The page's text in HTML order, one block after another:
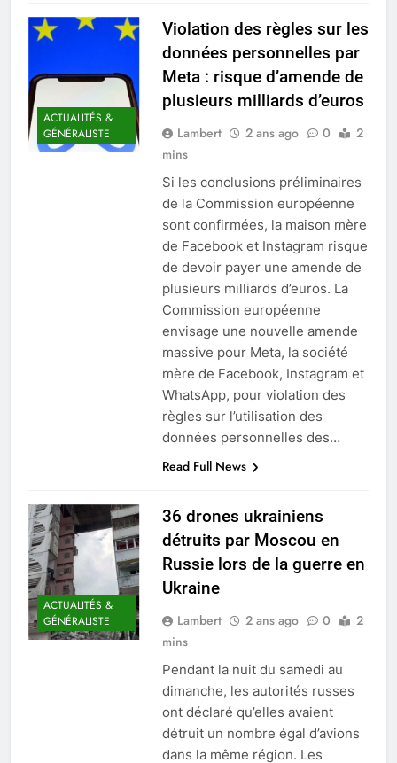
ACTUALITÉS &
GÉNÉRALISTE
Violation des règles sur les
données personnelles par
Meta : risque d’amende de
plusieurs milliards d’euros
Lambert 2 ans ago 0
2
mins
Si les conclusions préliminaires
de la Commission européenne
sont confirmées, la maison mère
de Facebook et Instagram risque
de devoir payer une amende de
plusieurs milliards d’euros. La
Commission européenne
envisage une nouvelle amende
massive pour Meta, la société
mère de Facebook, Instagram et
WhatsApp, pour violation des
règles sur l’utilisation des
données personnelles des…
Read Full News
ACTUALITÉS &
GÉNÉRALISTE
36 drones ukrainiens
détruits par Moscou en
Russie lors de la guerre en
Ukraine
Lambert 2 ans ago 0
2
mins
Pendant la nuit du samedi au
dimanche, les autorités russes
ont déclaré qu’elles avaient
détruit un nombre égal d’avions
dans la même région. Les